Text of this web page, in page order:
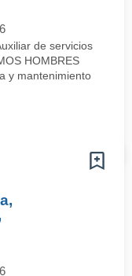
de servicios
HOMBRES
y mantenimiento